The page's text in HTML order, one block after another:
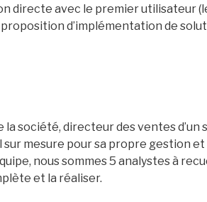
directe avec le premier utilisateur
d’implémentation de
la société, directeur des ventes
sur mesure pour sa propre gestion
nous sommes 5 analystes à
et la réaliser.